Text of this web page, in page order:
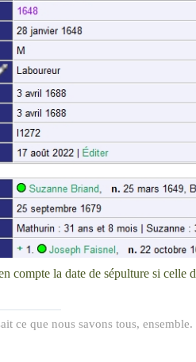
compte la date de sépulture si celle
ce que nous savons tous, ensemble.